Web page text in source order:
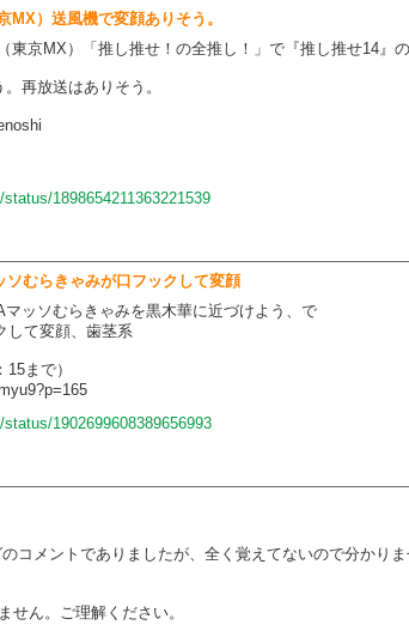
MX）送風機で変顔ありそう。
東京MX）「推し推せ！の全推し！」で『推し推せ14』
再放送はありそう。
1898654211363221539
むらきゃみが口フックして変顔
ッソむらきゃみを黒木華に近づけよう、で
して変顔、歯茎系
まで）
1902699608389656993
コメントでありましたが、全く覚えてないので分かりま
せん。ご理解ください。